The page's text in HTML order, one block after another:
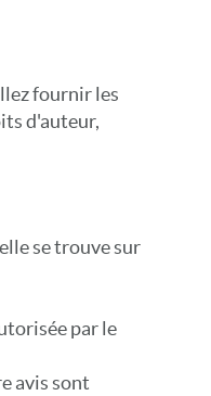
fournir les
d'auteur,
se trouve sur
par le
avis sont